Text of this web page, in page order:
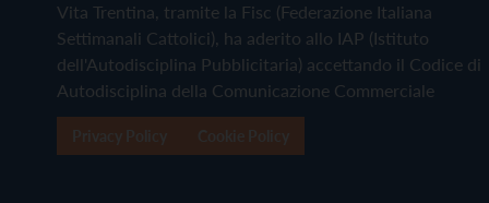
Vita Trentina, tramite la Fisc (Federazione Italiana
Settimanali Cattolici), ha aderito allo IAP (Istituto
dell'Autodisciplina Pubblicitaria) accettando il Codice di
Autodisciplina della Comunicazione Commerciale